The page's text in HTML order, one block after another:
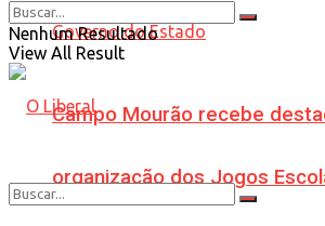
Campo Mourão recebe
organização dos Jogos
Nenhum Resultado
View All Result